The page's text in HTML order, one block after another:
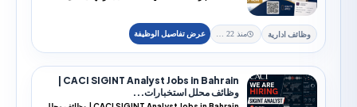
منذ 22 يوم
CACI SIGINT Analyst Jobs in Bahrain |
وظائف محلل استخبارات...